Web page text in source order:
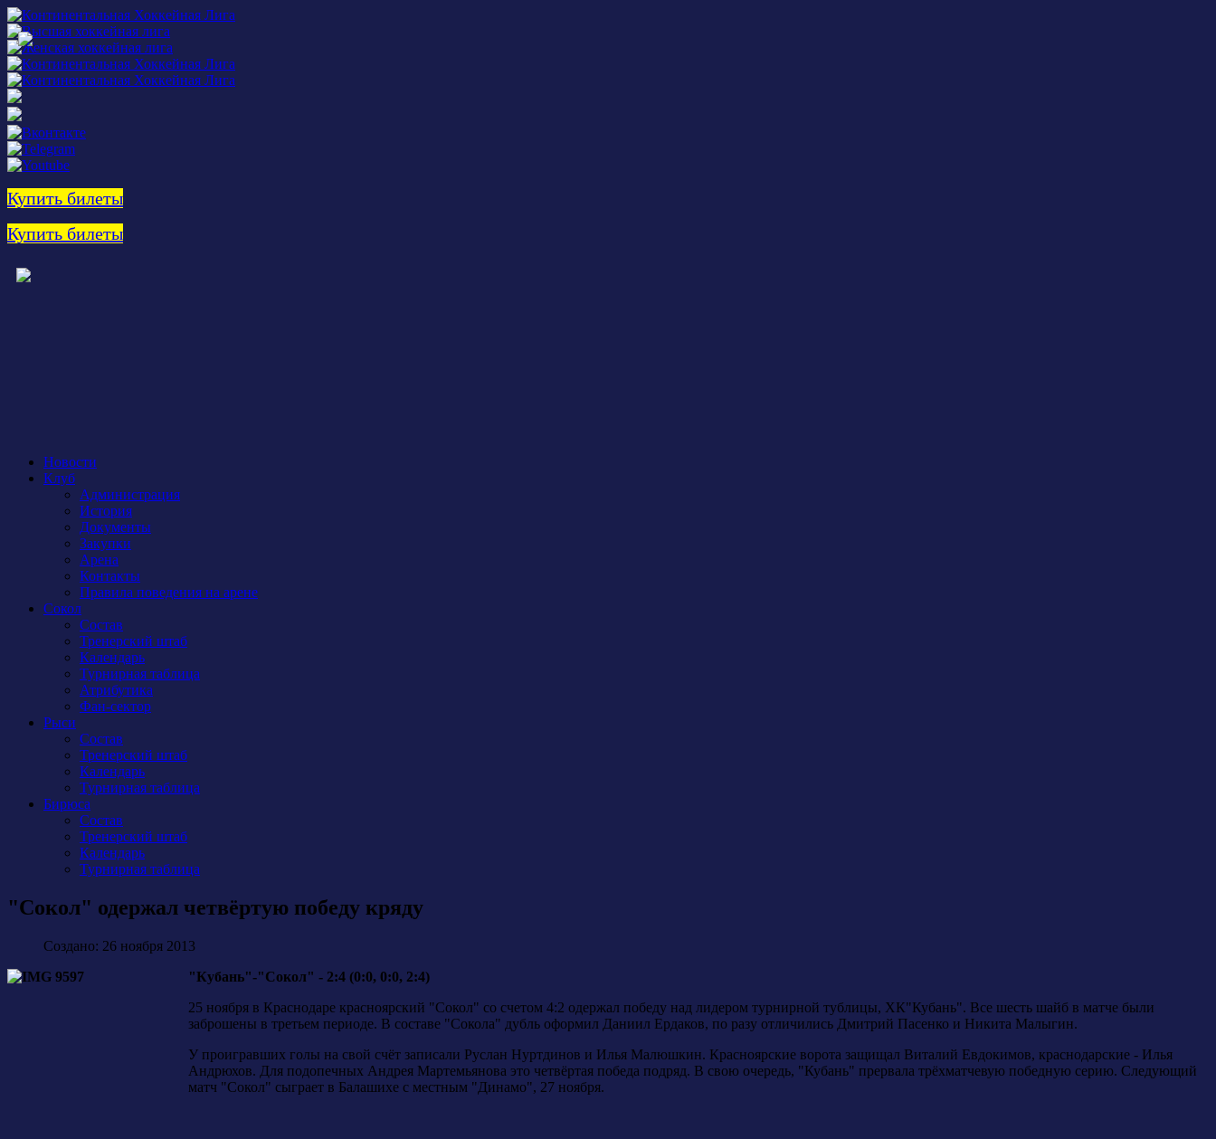
Купить билеты
Купить билеты
Новости
Клуб
Администрация
История
Документы
Закупки
Арена
Контакты
Правила поведения на арене
Сокол
Состав
Тренерский штаб
Календарь
Турнирная таблица
Атрибутика
Фан-сектор
Рыси
Состав
Тренерский штаб
Календарь
Турнирная таблица
Бирюса
Состав
Тренерский штаб
Календарь
Турнирная таблица
"Сокол" одержал четвёртую победу кряду
Создано: 26 ноября 2013
"Кубань"-"Сокол" - 2:4 (0:0, 0:0, 2:4)
25 ноября в Краснодаре красноярский "Сокол" со счетом 4:2 одержал победу над лидером турнирной тублицы, ХК"Кубань". Все шесть шайб в матче были
заброшены в третьем периоде. В составе "Сокола" дубль оформил Даниил Ердаков, по разу отличились Дмитрий Пасенко и Никита Малыгин.
У проигравших голы на свой счёт записали Руслан Нуртдинов и Илья Малюшкин. Красноярские ворота защищал Виталий Евдокимов, краснодарские - Илья
Андрюхов. Для подопечных Андрея Мартемьянова это четвёртая победа подряд. В свою очередь, "Кубань" прервала трёхматчевую победную серию. Следующий
матч "Сокол" сыграет в Балашихе с местным "Динамо", 27 ноября.